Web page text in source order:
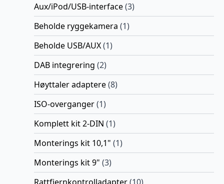
Aux/iPod/USB-interface(3)
Beholde ryggekamera (1)
Beholde USB/AUX(1)
DAB integrering (2)
Høyttaler adaptere(8)
ISO-overganger(1)
Komplett kit 2-DIN (1)
Monterings kit 10,1" (1)
Monterings kit 9" (3)
Rattfjernkontrolladapter(10)